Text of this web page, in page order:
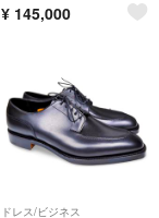
¥ 145,000
ドレス/ビジネス